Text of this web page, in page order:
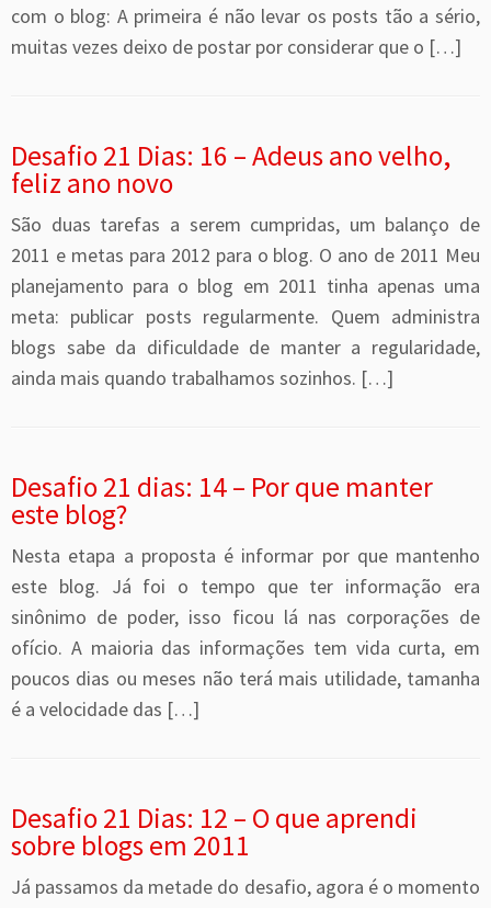
com o blog: A primeira é não levar os posts tão a sério,
muitas vezes deixo de postar por considerar que o […]
Desafio 21 Dias: 16 – Adeus ano velho,
feliz ano novo
São duas tarefas a serem cumpridas, um balanço de
2011 e metas para 2012 para o blog. O ano de 2011 Meu
planejamento para o blog em 2011 tinha apenas uma
meta: publicar posts regularmente. Quem administra
blogs sabe da dificuldade de manter a regularidade,
ainda mais quando trabalhamos sozinhos. […]
Desafio 21 dias: 14 – Por que manter
este blog?
Nesta etapa a proposta é informar por que mantenho
este blog. Já foi o tempo que ter informação era
sinônimo de poder, isso ficou lá nas corporações de
ofício. A maioria das informações tem vida curta, em
poucos dias ou meses não terá mais utilidade, tamanha
é a velocidade das […]
Desafio 21 Dias: 12 – O que aprendi
sobre blogs em 2011
Já passamos da metade do desafio, agora é o momento